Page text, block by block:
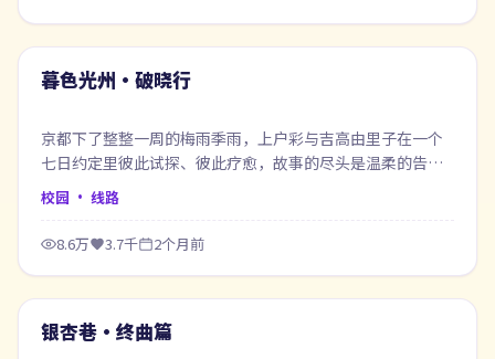
最新
暮色光州·破晓行
京都下了整整一周的梅雨季雨，上户彩与吉高由里子在一个
七日约定里彼此试探、彼此疗愈，故事的尽头是温柔的告别
也是新的开始。
校园 · 线路
8.6万 3.7千 2个月前
最新
银杏巷·终曲篇